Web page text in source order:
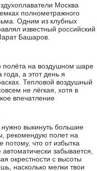
Москва
полнометражного
Одним из клубных
известный российский
Башаров.
полёта на воздушном шаре
а этот день я
Тепловой воздушный
не лёгкая, хотя в
впечатление
выкинуть большие
рекомендую полет на
что от избытка
забывается,
окрестности с высоты
насколько мелки твои